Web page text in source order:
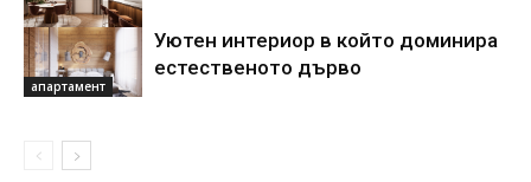
Акценти
апартамент
Уютен интериор в който доминира
естественото дърво